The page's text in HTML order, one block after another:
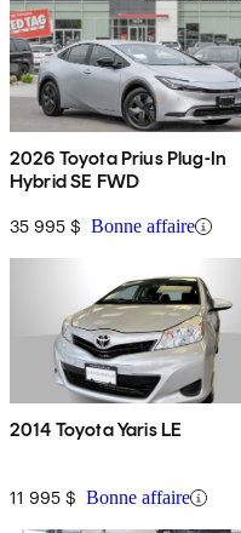
2026 Toyota Prius Plug-In
Hybrid SE FWD
35 995 $ Bonne affaire
2014 Toyota Yaris LE
11 995 $ Bonne affaire